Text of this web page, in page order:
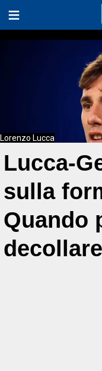
Lorenzo Lucca
Lucca-
sulla
Quando